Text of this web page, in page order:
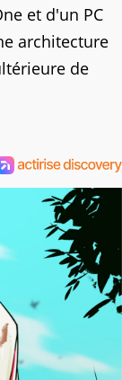
et d'un PC
architecture
de